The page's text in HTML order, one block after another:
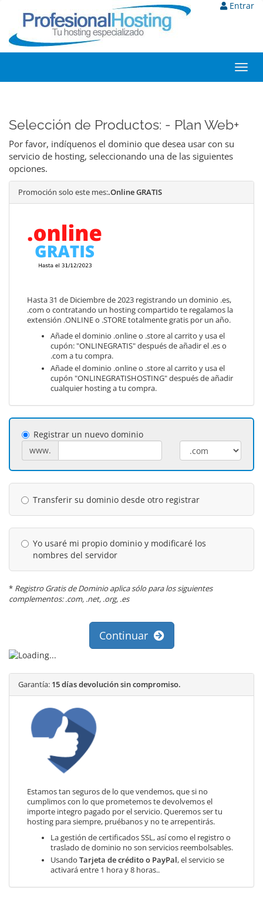
Entrar
Selección de Productos: - Plan Web+
Por favor, indíquenos el dominio que desea usar con su
servicio de hosting, seleccionando una de las siguientes
opciones.
Promoción solo este mes:.Online GRATIS
Hasta 31 de Diciembre de 2023 registrando un dominio .es,
.com o contratando un hosting compartido te regalamos la
extensión .ONLINE o .STORE totalmente gratis por un año.
Añade el dominio .online o .store al carrito y usa el
cupón: "ONLINEGRATIS" después de añadir el .es o
.com a tu compra.
Añade el dominio .online o .store al carrito y usa el
cupón "ONLINEGRATISHOSTING" después de añadir
cualquier hosting a tu compra.
Registrar un nuevo dominio
www.
Transferir su dominio desde otro registrar
Yo usaré mi propio dominio y modificaré los
nombres del servidor
* Registro Gratis de Dominio aplica sólo para los siguientes
complementos: .com, .net, .org, .es
Continuar
Garantía: 15 días devolución sin compromiso.
Estamos tan seguros de lo que vendemos, que si no
cumplimos con lo que prometemos te devolvemos el
importe integro pagado por el servicio. Queremos ser tu
hosting para siempre, pruébanos y no te arrepentirás.
La gestión de certificados SSL, así como el registro o
traslado de dominio no son servicios reembolsables.
Usando Tarjeta de crédito o PayPal, el servicio se
activará entre 1 hora y 8 horas..